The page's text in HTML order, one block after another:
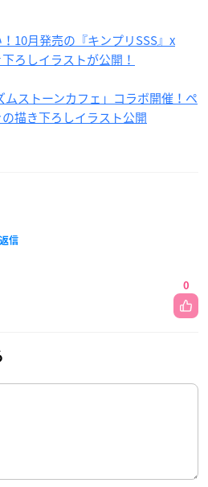
10月発売の『キンプリSSS』x
ろしイラストが公開！
ムストーンカフェ」コラボ開催！ペ
描き下ろしイラスト公開
返信
0